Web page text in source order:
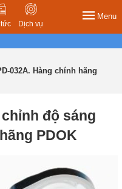
Dịch vụ
Menu
032A. Hàng chính hãng
độ sáng
PDOK